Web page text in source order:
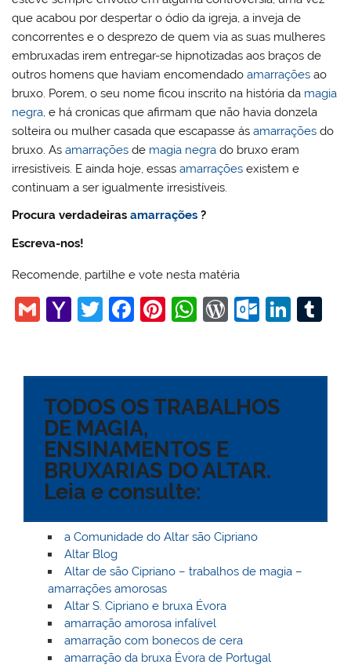
que acabou por despertar o ódio da igreja, a inveja de
concorrentes e o desprezo de quem via as suas mulheres
embruxadas irem entregar-se hipnotizadas aos braços de
outros homens que haviam encomendadoamarrações ao
bruxo. Porem, o seu nome ficou inscrito na história da magia
negra, e há cronicas que afirmam que não havia donzela
solteira ou mulher casada que escapasse ásamarrações do
bruxo. Asamarrações de magia negra do bruxo eram
irresistíveis. E ainda hoje, essasamarrações existem e
continuam a ser igualmente irresistíveis.
Procura verdadeirasamarrações ?
Escreva-nos!
Recomende, partilhe e vote nesta matéria
G
l
Y
o
o
M
ai
l
T
er
F
e
b
o
o
k
Pi
e
st
W
s
A
p
p
W
Pr
e
O
o
k.
o
m
Li
e bl
TODOS OS TRABALHOS
DE MAGIA,
ENSINAMENTOS E
BRUXARIAS DO ALTAR.
Leia e consulte:
a Comunidade do Altar são Cipriano
Altar Blog
Altar de são Cipriano – trabalhos de magia –
amarrações amorosas
Altar S. Cipriano e bruxa Évora
amarração amorosa infalível
amarração com bonecos de cera
amarração da bruxa Évora de Portugal